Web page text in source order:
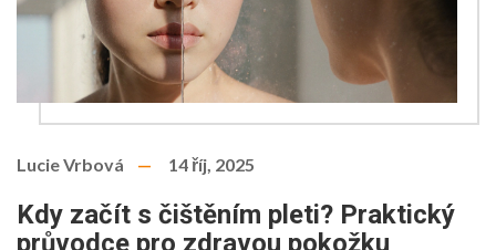
Lucie Vrbová 14 říj, 2025
Kdy začít s čištěním pleti? Praktický
průvodce pro zdravou pokožku